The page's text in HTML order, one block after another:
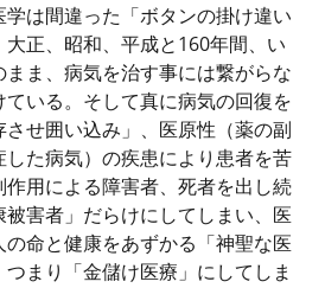
は間違った「ボタンの掛け違い
正、昭和、平成と160年間、い
まま、病気を治す事には繋がらな
いる。そして真に病気の回復を
せ囲い込み」、医原性（薬の副
た病気）の疾患により患者を苦
作用による障害者、死者を出し続
害者」だらけにしてしまい、医
命と健康をあずかる「神聖な医
まり「金儲け医療」にしてしま